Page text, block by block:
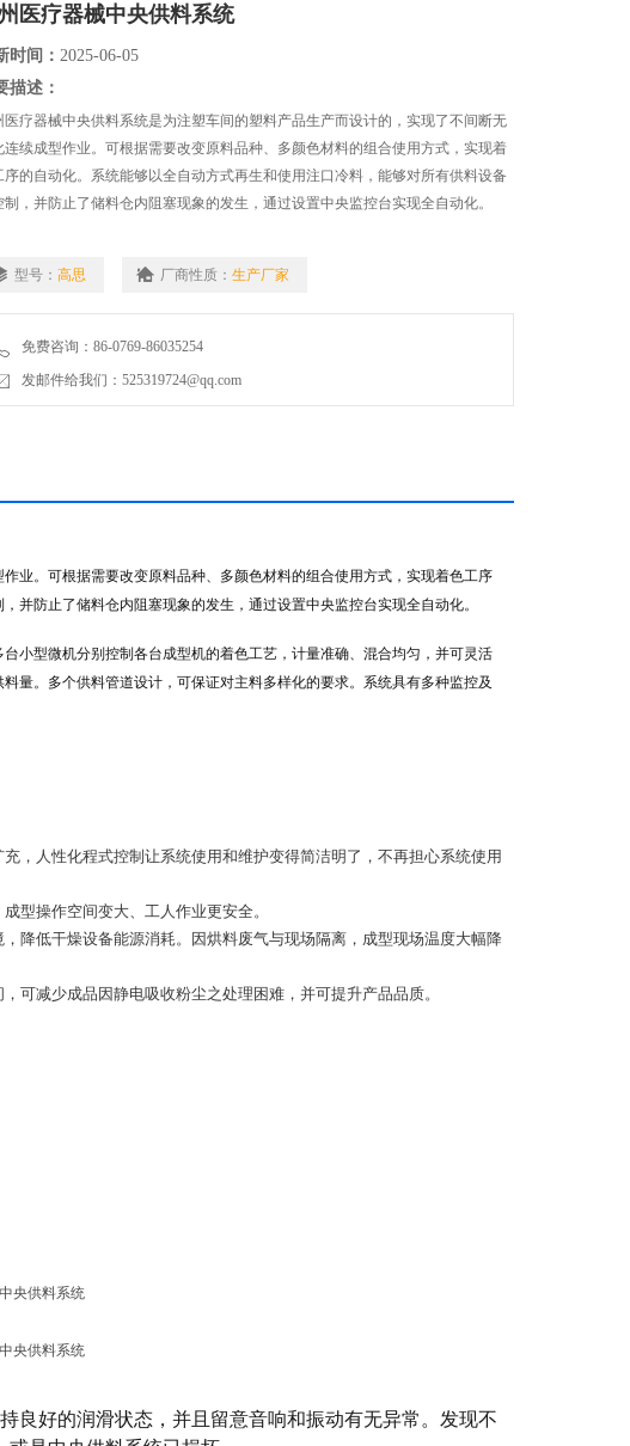
医疗器械中央供料系统
时间： 2025-06-05
描述：
医疗器械中央供料系统是为注塑车间的塑料产品生产而设计的，实现了不间断无
连续成型作业。可根据需要改变原料品种、多颜色材料的组合使用方式，实现着
序的自动化。系统能够以全自动方式再生和使用注口冷料，能够对所有供料设备
制，并防止了储料仓内阻塞现象的发生，通过设置中央监控台实现全自动化。
型号： 高思 厂商性质： 生产厂家
免费咨询：86-0769-86035254
发邮件给我们：525319724@qq.com
业。可根据需要改变原料品种、多颜色材料的组合使用方式，实现着色工序
并防止了储料仓内阻塞现象的发生，通过设置中央监控台实现全自动化。
小型微机分别控制各台成型机的着色工艺，计量准确、混合均匀，并可灵活
量。多个供料管道设计，可保证对主料多样化的要求。系统具有多种监控及
，人性化程式控制让系统使用和维护变得简洁明了，不再担心系统使用
型操作空间变大、工人作业更安全。
降低干燥设备能源消耗。因烘料废气与现场隔离，成型现场温度大幅降
可减少成品因静电吸收粉尘之处理困难，并可提升产品品质。
良好的润滑状态，并且留意音响和振动有无异常。发现不